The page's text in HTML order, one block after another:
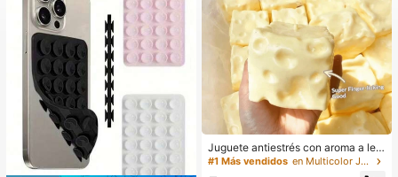
Juguete antiestrés con aroma a lec
he dulce de TPR suave y esponjoso
#1 Más vendidos en Multicolor Juguetes para apretar para adolescen